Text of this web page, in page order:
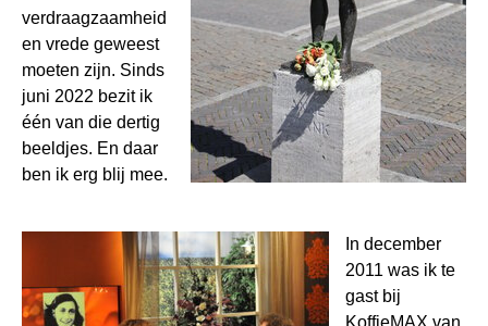
verdraagzaamheid
en vrede geweest
moeten zijn. Sinds
juni 2022 bezit ik
één van die dertig
beeldjes. En daar
ben ik erg blij mee.
In december
2011 was ik te
gast bij
KoffieMAX van